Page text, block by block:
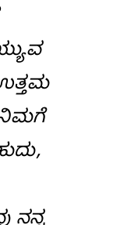
ನಿಮಗೆ